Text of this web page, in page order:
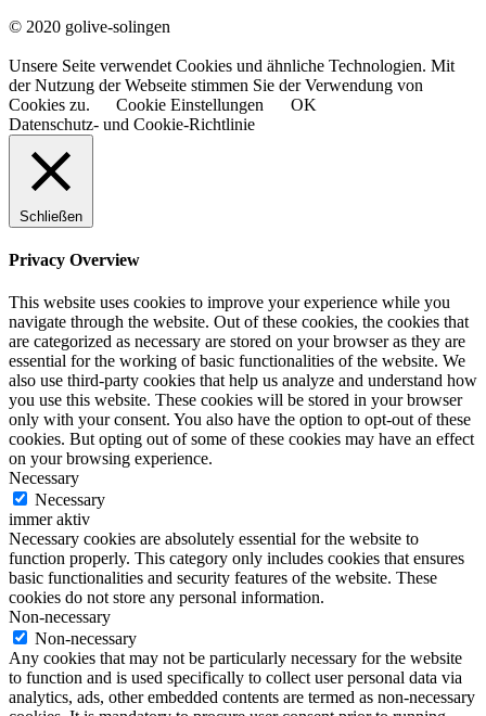
© 2020 golive-solingen
Unsere Seite verwendet Cookies und ähnliche Technologien. Mit
der Nutzung der Webseite stimmen Sie der Verwendung von
Cookies zu.
Cookie Einstellungen
OK
Datenschutz- und Cookie-Richtlinie
Schließen
Privacy Overview
This website uses cookies to improve your experience while you
navigate through the website. Out of these cookies, the cookies that
are categorized as necessary are stored on your browser as they are
essential for the working of basic functionalities of the website. We
also use third-party cookies that help us analyze and understand how
you use this website. These cookies will be stored in your browser
only with your consent. You also have the option to opt-out of these
cookies. But opting out of some of these cookies may have an effect
on your browsing experience.
Necessary
Necessary
immer aktiv
Necessary cookies are absolutely essential for the website to
function properly. This category only includes cookies that ensures
basic functionalities and security features of the website. These
cookies do not store any personal information.
Non-necessary
Non-necessary
Any cookies that may not be particularly necessary for the website
to function and is used specifically to collect user personal data via
analytics, ads, other embedded contents are termed as non-necessary